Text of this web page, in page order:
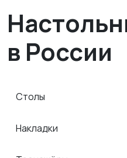
в России
Столы
Накладки